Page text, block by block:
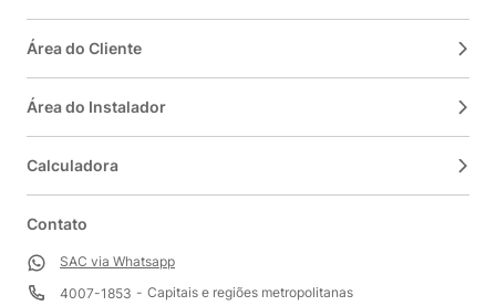
Área do Cliente
Área do Instalador
Calculadora
Contato
SAC via Whatsapp
4007-1853
Capitais e regiões metropolitanas